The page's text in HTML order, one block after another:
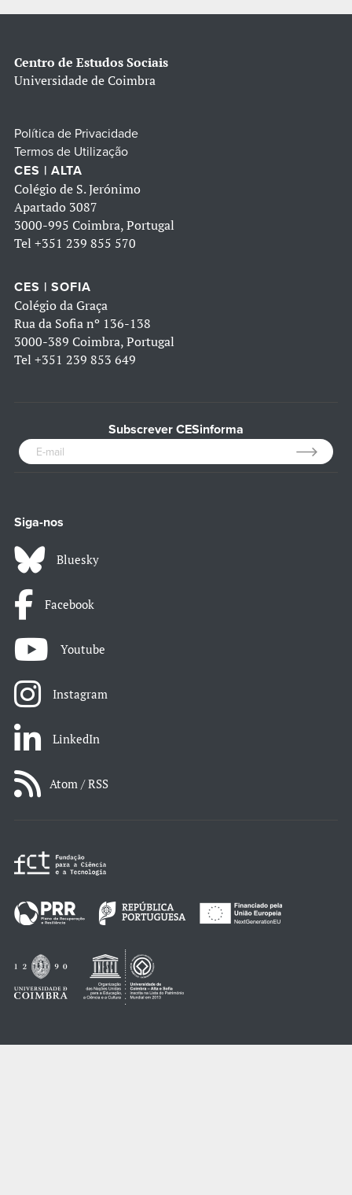
Centro de Estudos Sociais
Universidade de Coimbra
Política de Privacidade
Termos de Utilização
CES | ALTA
Colégio de S. Jerónimo
Apartado 3087
3000-995 Coimbra, Portugal
Tel +351 239 855 570
CES | SOFIA
Colégio da Graça
Rua da Sofia nº 136-138
3000-389 Coimbra, Portugal
Tel +351 239 853 649
Subscrever CESinforma
Siga-nos
Bluesky
Facebook
Youtube
Instagram
LinkedIn
Atom / RSS